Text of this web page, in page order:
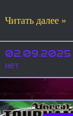
Читать далее »
02.09.2025
нет